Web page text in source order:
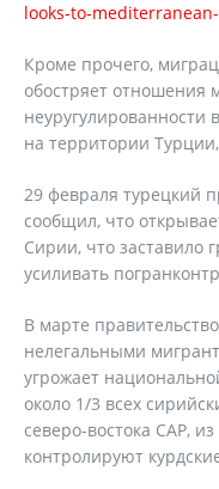
looks-to-
Кроме прочего,
обостряет отношения
на территории Турции,
29 февраля турецкий
сообщил, что
Сирии, что заставило
усиливать
В марте
нелегальными
угрожает
около 1/3 всех
северо-востока САР,
контролируют